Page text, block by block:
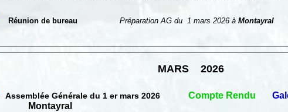
Réunion de bureau Préparation AG du 1 mars 2026 à Montayral
MARS 2026
Assemblée Générale du 1 er mars 2026 Compte Rendu
Montayral